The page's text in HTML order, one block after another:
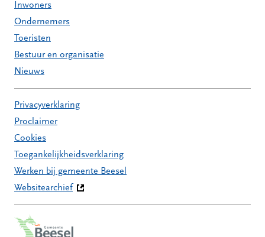
Inwoners
Ondernemers
Toeristen
Bestuur en organisatie
Nieuws
Privacyverklaring
Proclaimer
Cookies
Toegankelijkheidsverklaring
Werken bij gemeente Beesel
Websitearchief